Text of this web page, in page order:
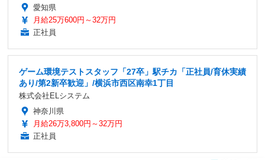
愛知県
月給25万600円～32万円
正社員
ゲーム環境テストスタッフ「27卒」駅チカ「正社員/育休実績
あり/第2新卒歓迎」/横浜市西区南幸1丁目
株式会社ELシステム
神奈川県
月給26万3,800円～32万円
正社員